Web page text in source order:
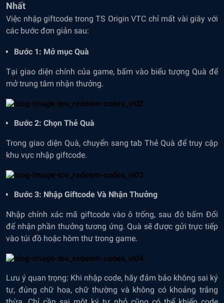
Nhất
Việc nhập giftcode trong TS Origin VTC chỉ mất vài giây với
các bước đơn giản sau:
Bước 1: Mở mục Quà
Tại giao diện chính của game, bấm vào biểu tượng Quà để
mở trung tâm nhận thưởng.
Bước 2: Chọn Thẻ Quà
Trong giao diện Quà, chuyển sang tab Thẻ Quà để truy cập
khu vực nhập giftcode.
Bước 3: Nhập Giftcode Và Nhận Thưởng
Nhập chính xác mã giftcode vào ô trống, sau đó bấm Đổi
để nhận phần thưởng tương ứng. Quà sẽ được gửi trực tiếp
vào túi đồ hoặc hòm thư trong game.
Lưu ý quan trọng: Khi nhập code, hãy đảm bảo không sai ký
tự, đúng chữ hoa, chữ thường và không có khoảng trắng